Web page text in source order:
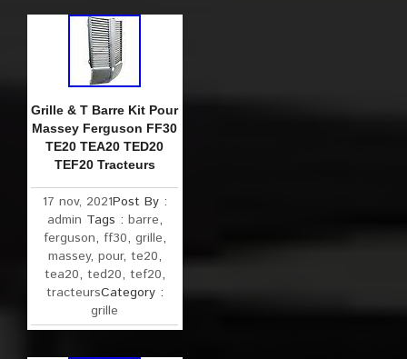
Grille & T Barre Kit Pour
Massey Ferguson FF30
TE20 TEA20 TED20
TEF20 Tracteurs
17 nov, 2021Post By :
admin Tags : barre,
ferguson, ff30, grille,
massey, pour, te20,
tea20, ted20, tef20,
tracteursCategory :
grille